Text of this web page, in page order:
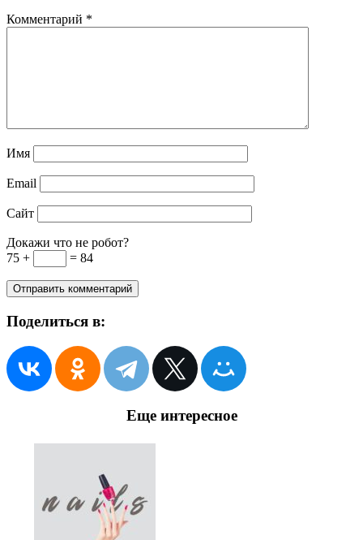
Комментарий *
Имя
Email
Сайт
Докажи что не робот?
75 +
= 84
Поделиться в:
Еще интересное